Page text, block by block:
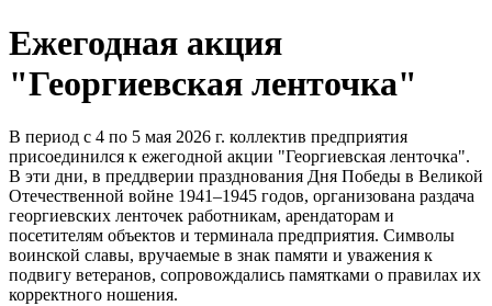
Ежегодная акция
"Георгиевская ленточка"
В период с 4 по 5 мая 2026 г. коллектив предприятия
присоединился к ежегодной акции "Георгиевская ленточка".
В эти дни, в преддверии празднования Дня Победы в Великой
Отечественной войне 1941–1945 годов, организована раздача
георгиевских ленточек работникам, арендаторам и
посетителям объектов и терминала предприятия. Символы
воинской славы, вручаемые в знак памяти и уважения к
подвигу ветеранов, сопровождались памятками о правилах их
корректного ношения.